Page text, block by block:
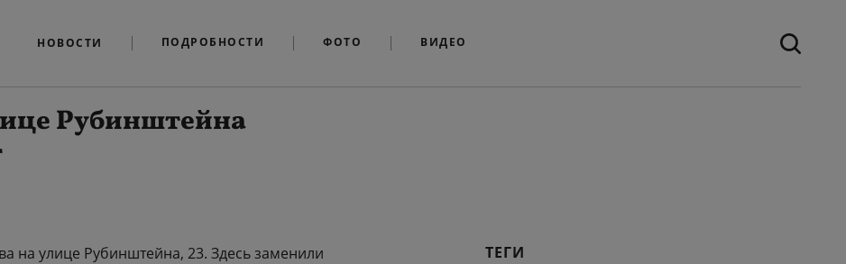
НОВОСТИ ПОДРОБНОСТИ ФОТО ВИДЕО
Рубинштейна
на улице Рубинштейна, 23. Здесь заменили
ТЕГИ